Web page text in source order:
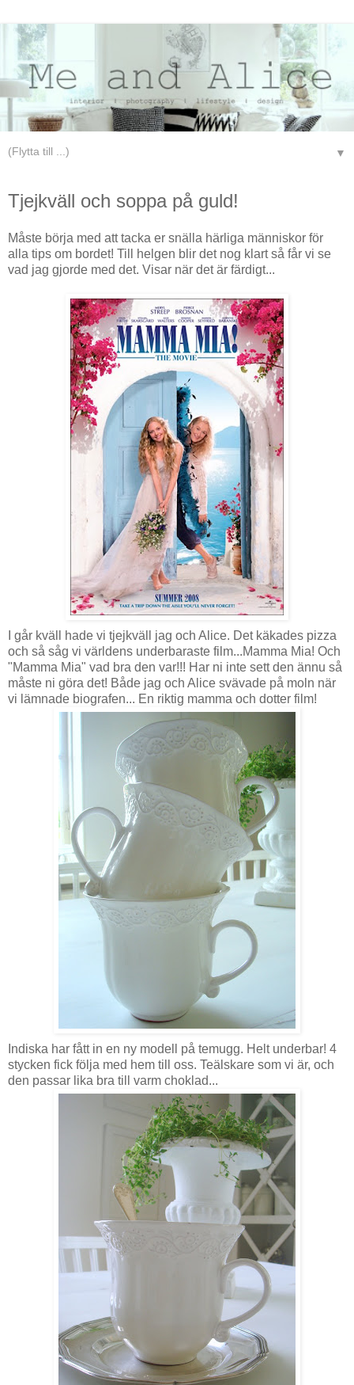
▼
Tjejkväll och soppa på guld!
Måste börja med att tacka er snälla härliga människor för
alla tips om bordet! Till helgen blir det nog klart så får vi se
vad jag gjorde med det. Visar när det är färdigt...
I går kväll hade vi tjejkväll jag och Alice. Det käkades pizza
och så såg vi världens underbaraste film...Mamma Mia! Och
"Mamma Mia" vad bra den var!!! Har ni inte sett den ännu så
måste ni göra det! Både jag och Alice svävade på moln när
vi lämnade biografen... En riktig mamma och dotter film!
Indiska har fått in en ny modell på temugg. Helt underbar! 4
stycken fick följa med hem till oss. Teälskare som vi är, och
den passar lika bra till varm choklad...